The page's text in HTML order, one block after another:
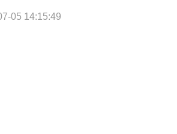
05 14:15:49